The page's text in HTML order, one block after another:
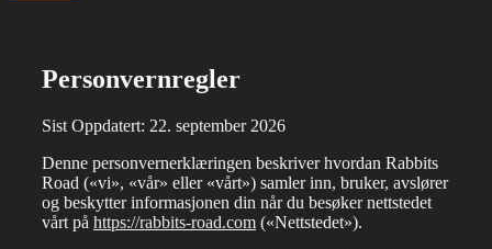
Personvernregler
Sist Oppdatert: 22. september 2026
Denne personvernerklæringen beskriver hvordan Rabbits
Road («vi», «vår» eller «vårt») samler inn, bruker, avslører
og beskytter informasjonen din når du besøker nettstedet
vårt på https://rabbits-road.com («Nettstedet»).